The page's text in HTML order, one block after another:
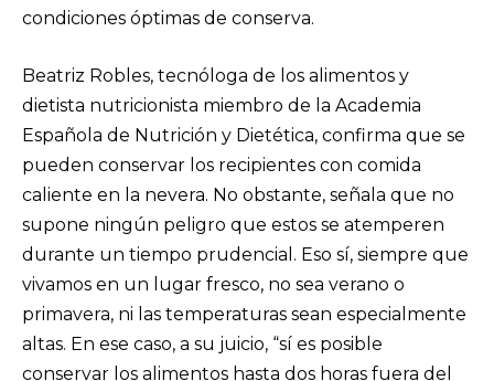
condiciones óptimas de conserva.
Beatriz Robles, tecnóloga de los alimentos y
dietista nutricionista miembro de la Academia
Española de Nutrición y Dietética, confirma que se
pueden conservar los recipientes con comida
caliente en la nevera. No obstante, señala que no
supone ningún peligro que estos se atemperen
durante un tiempo prudencial. Eso sí, siempre que
vivamos en un lugar fresco, no sea verano o
primavera, ni las temperaturas sean especialmente
altas. En ese caso, a su juicio, “sí es posible
conservar los alimentos hasta dos horas fuera del